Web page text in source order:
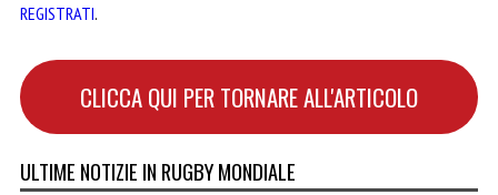
REGISTRATI.
CLICCA QUI PER TORNARE ALL'ARTICOLO
ULTIME NOTIZIE IN RUGBY MONDIALE